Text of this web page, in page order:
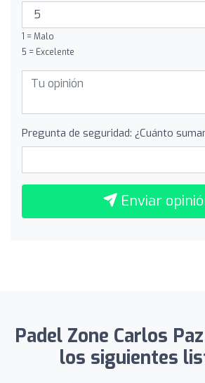
1 = Malo
5 = Excelente
Pregunta de seguridad: ¿Cuánto
Enviar
Padel Zone Carlos
los siguientes